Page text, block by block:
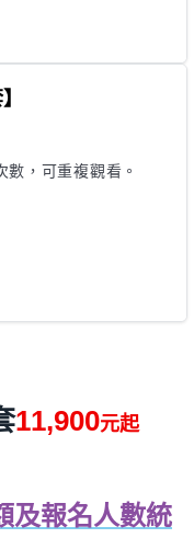
，可重複觀看。
11,900元起
及報名人數統